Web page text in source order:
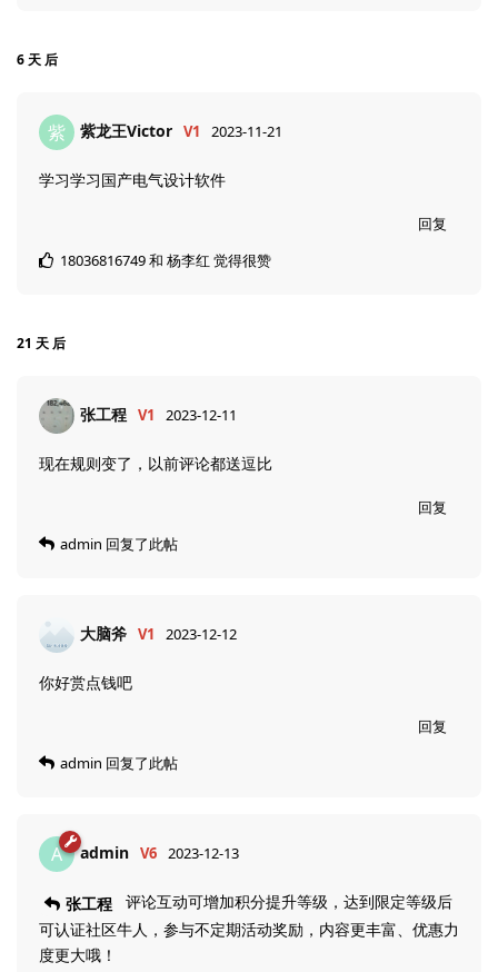
6 天 后
紫 紫龙王Victor V1 2023-11-21
学习学习国产电气设计软件
回复
18036816749和 杨李红 觉得很赞
21 天 后
张工程 V1 2023-12-11
现在规则变了，以前评论都送逗比
回复
admin 回复了此帖
大脑斧 V1 2023-12-12
你好赏点钱吧
回复
admin 回复了此帖
A admin V6 2023-12-13
张工程
评论互动可增加积分提升等级，达到限定等级后
可认证社区牛人，参与不定期活动奖励，内容更丰富、优惠力
度更大哦！